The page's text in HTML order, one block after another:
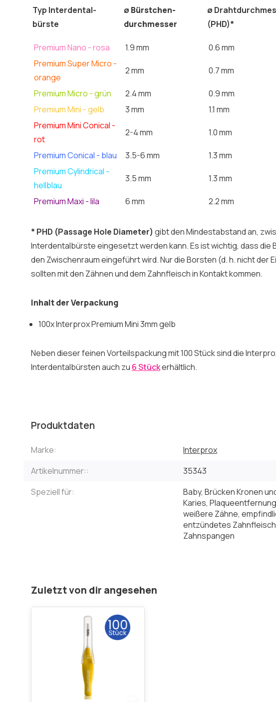
Typ Interdental-
bürste
ø Bürstchen-
durchmesser
ø
(PHD)*
Premium Nano - rosa 1.9 mm 0.6 mm
Premium Super Micro -
orange
2 mm 0.7 mm
Premium Micro - grün 2.4 mm 0.9 mm
Premium Mini - gelb
3 mm 1.1 mm
Premium Mini Conical -
rot
2-4 mm 1.0 mm
Premium Conical - blau 3.5-6 mm 1.3 mm
Premium Cylindrical -
hellblau
3.5 mm 1.3 mm
Premium Maxi - lila 6 mm 2.2 mm
* PHD (Passage Hole Diameter) gibt den Mindestabstand an,
Interdentalbürste eingesetzt werden kann. Es ist wichtig, dass die
den Zwischenraum eingeführt wird. Nur die Borsten (d. h. nicht der
sollten mit den Zähnen und dem Zahnfleisch in Kontakt kommen.
Inhalt der Verpackung
100x Interprox Premium Mini 3mm gelb
Neben dieser feinen Vorteilspackung mit 100 Stück sind die
Interdentalbürsten auch zu 6 Stückerhältlich.
Produktdaten
Marke:
Interprox
Artikelnummer::
35343
Speziell für:
Baby, Brücken Kronen
Karies,
weißere Zähne,
entzündetes
Zahnspangen
Zuletzt von dir angesehen